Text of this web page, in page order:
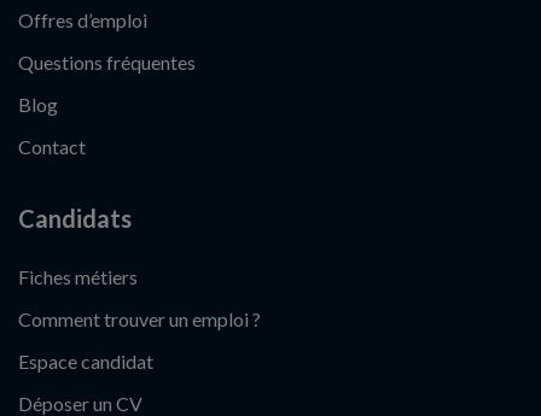
Offres d’emploi
Questions fréquentes
Blog
Contact
Candidats
Fiches métiers
Comment trouver un emploi ?
Espace candidat
Déposer un CV